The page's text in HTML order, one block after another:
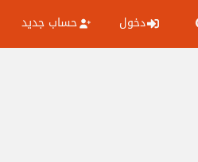
دخول حساب جديد